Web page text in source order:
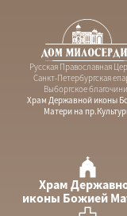
Русская Православная
Санкт-Петербургская
Выборгское
Храм Державной иконы
Матери на
Храм
иконы Божией